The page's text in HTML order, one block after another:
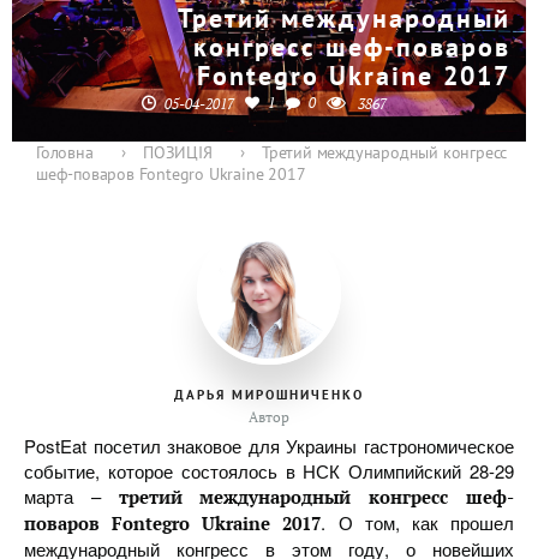
Третий международный
конгресс шеф-поваров
Fontegro Ukraine 2017
05-04-2017 1 0 3867
Головна › ПОЗИЦІЯ ›
Третий международный конгресс
шеф-поваров Fontegro Ukraine 2017
ДАРЬЯ МИРОШНИЧЕНКО
Автор
PostEat посетил знаковое для Украины гастрономическое
событие, которое состоялось в НСК Олимпийский 28-29
марта – третий международный конгресс шеф-
поваров Fontegro Ukraine 2017. О том, как прошел
международный конгресс в этом году, о новейших